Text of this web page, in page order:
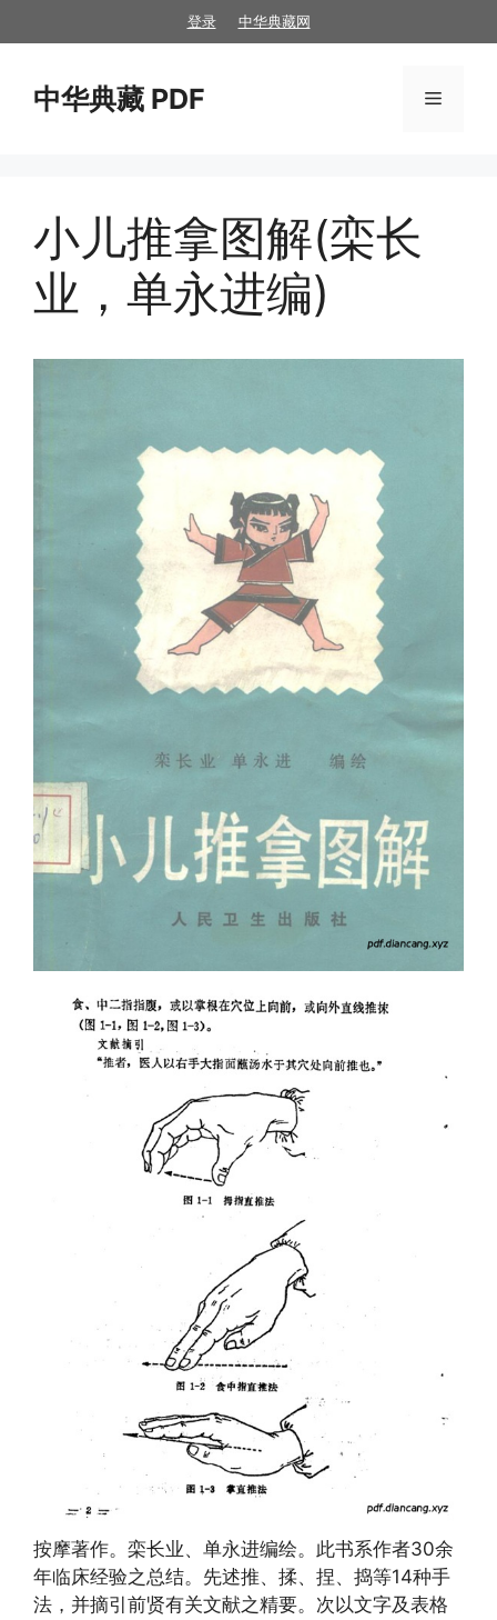
至
登录 中华典藏网
中华典藏 PDF 菜
小儿推拿图解(栾长
业，单永进编)
按摩著作。栾长业、单永进编绘。此书系作者30余
年临床经验之总结。先述推、揉、捏、捣等14种手
法，并摘引前贤有关文献之精要。次以文字及表格